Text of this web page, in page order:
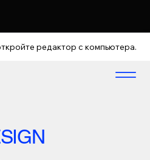
редактор с компьютера.